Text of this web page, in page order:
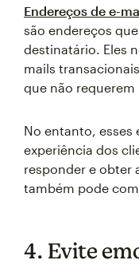
Endereços de e-
são endereços
destinatário. Eles
mails
que não requerem
No entanto, esses
experiência dos
responder e obter
também pode
4. Evite